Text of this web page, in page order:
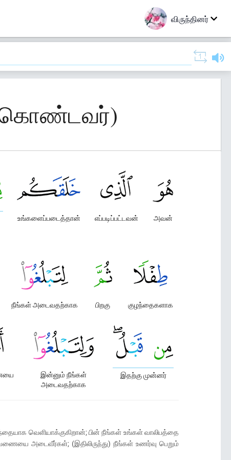
விருந்தினர்
கொண்டவர்)
அவன்
எப்படிப்பட்டவன்
உங்களைப்படைத்தான்
குழந்தைகளாக
பிறகு
நீங்கள் அடைவதற்காக
இதற்கு முன்னர்
இன்னும் நீங்கள்
அடைவதற்காக
வெளியாக்குகிறான்; பின் நீங்கள் உங்கள் வாலிபத்தை
அடைவீர்கள்; (இதிலிருந்து) நீங்கள் உணர்வு பெறும்